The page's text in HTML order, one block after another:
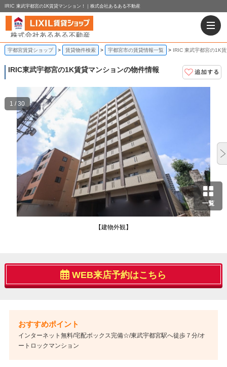
IRIC 東武宇都宮の1K賃貸マンション！｜株式会社あるある不動産
宇都宮賃貸ショップ 賃貸物件検索 宇都宮市の賃貸情報一覧 IRIC 東武宇都宮の1K
IRIC東武宇都宮の1K賃貸マンションの物件情報
一覧
【建物外観】
1 / 30
WEB来店予約はこちら
インターネット無料/宅配ボックス完備☆/東武宇都宮駅へ徒歩７分/オ
ートロックマンション